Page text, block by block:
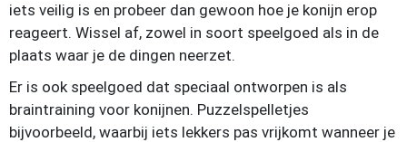
iets veilig is en probeer dan gewoon hoe je konijn erop
reageert. Wissel af, zowel in soort speelgoed als in de
plaats waar je de dingen neerzet.
Er is ook speelgoed dat speciaal ontworpen is als
braintraining voor konijnen. Puzzelspelletjes
bijvoorbeeld, waarbij iets lekkers pas vrijkomt wanneer je